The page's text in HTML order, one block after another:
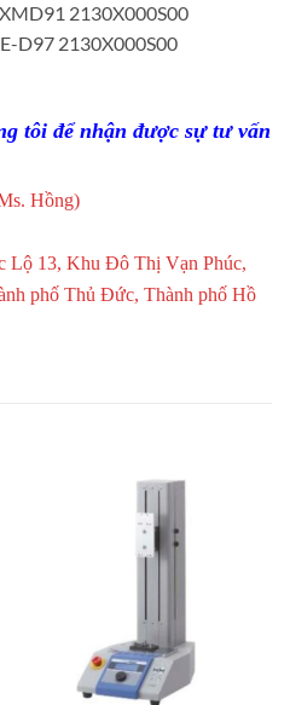
2130X000S00
D97 2130X000S00
tôi để nhận được sự tư vấn
Hồng)
Lộ 13, Khu Đô Thị Vạn Phúc,
phố Thủ Đức, Thành phố Hồ